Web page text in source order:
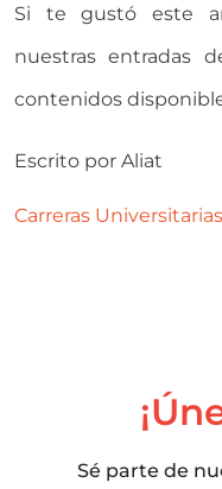
Si te gustó este
nuestras entradas
contenidos
Escrito por Aliat
Carreras Universitarias
Sé parte de